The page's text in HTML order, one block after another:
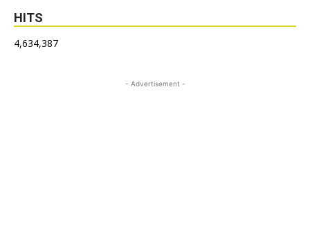
HITS
4,634,387
- Advertisement -